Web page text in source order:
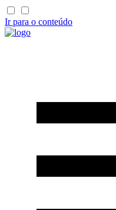
Ir para o conteúdo